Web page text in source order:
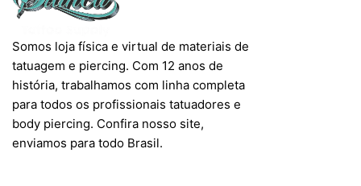
Somos loja física e virtual de materiais de
tatuagem e piercing. Com 12 anos de
história, trabalhamos com linha completa
para todos os profissionais tatuadores e
body piercing. Confira nosso site,
enviamos para todo Brasil.